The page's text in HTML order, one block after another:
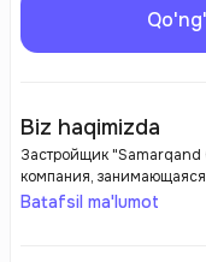
Biz haqimizda
Застройщик "Samarqand
компания,
коммерческих объектов.
Batafsil ma'lumot